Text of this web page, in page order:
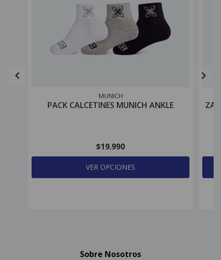
MUNICH
PACK CALCETINES MUNICH ANKLE
$19.990
VER OPCIONES
Sobre Nosotros